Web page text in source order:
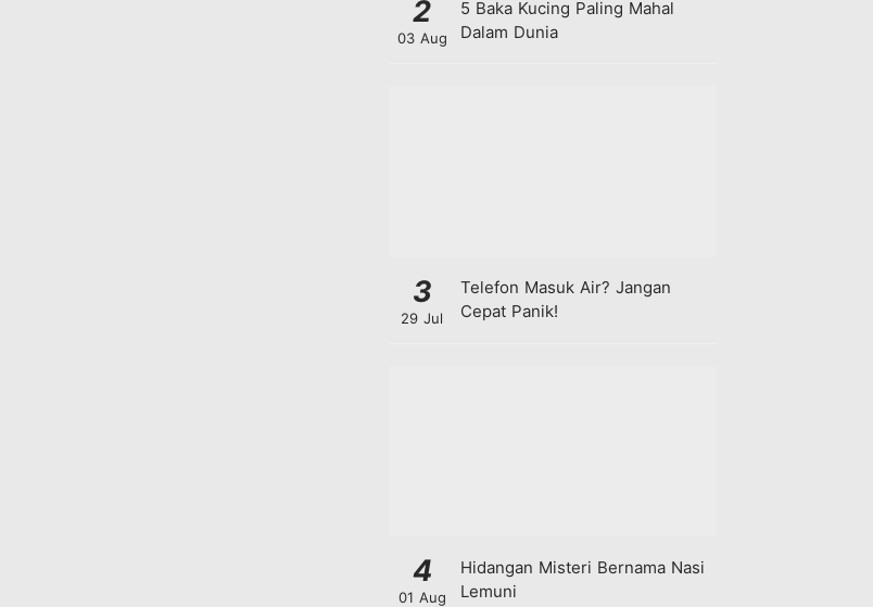
2
03 Aug
5 Baka Kucing Paling Mahal
Dalam Dunia
3
29 Jul
Telefon Masuk Air? Jangan
Cepat Panik!
4
01 Aug
Hidangan Misteri Bernama Nasi
Lemuni